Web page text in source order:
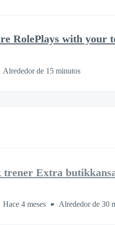
RolePlays with your
Alrededor de 15 minutos
trener Extra
Hace 4 meses Alrededor de 30